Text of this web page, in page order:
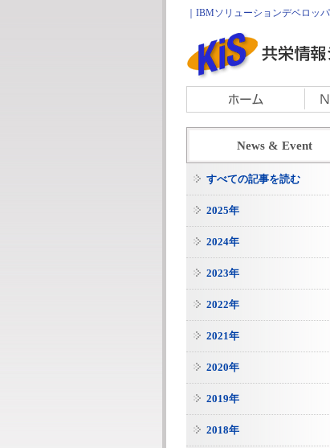
｜IBMソリューションデベロッ
News & Event
すべての記事を読む
2025年
2024年
2023年
2022年
2021年
2020年
2019年
2018年